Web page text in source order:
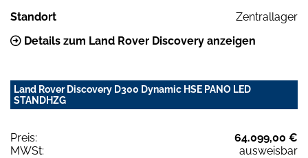
Standort
Zentrallager
Details zum Land Rover Discovery anzeigen
Land Rover Discovery D300 Dynamic HSE PANO LED
STANDHZG
Preis:
64.099,00 €
MWSt:
ausweisbar